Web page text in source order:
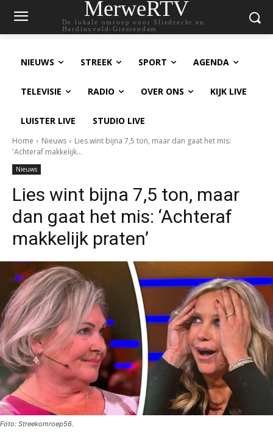
MerweRTV
De lokale omroep voor Sliedrecht en
Hardinxveld-Giessendam
NIEUWS STREEK SPORT AGENDA
TELEVISIE RADIO OVER ONS KIJK LIVE
LUISTER LIVE STUDIO LIVE
Home Nieuws
Lies wint bijna 7,5 ton, maar dan gaat het mis:
'Achteraf makkelijk...
Nieuws
Lies wint bijna 7,5 ton, maar
dan gaat het mis: ‘Achteraf
makkelijk praten’
Foto: Streekomroep56.